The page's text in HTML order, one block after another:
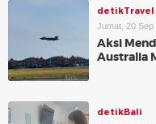
detikTravel
Jumat, 20 Sep
Aksi
Australia
detikBali